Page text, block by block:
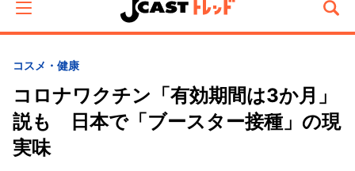
コスメ・健康
コロナワクチン「有効期間は3か月」
説も 日本で「ブースター接種」の現
実味